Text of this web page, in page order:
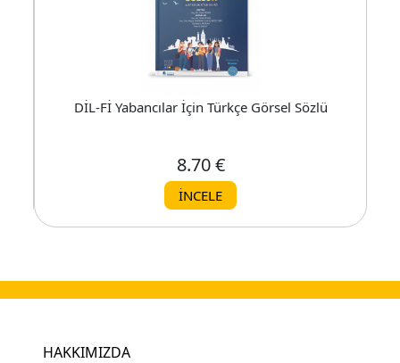
Eğitim Seti A2
DİL-Fİ Yabancılar İçin Türkçe Görsel Sözlük ve
8.70 €
İNCELE
HAKKIMIZDA